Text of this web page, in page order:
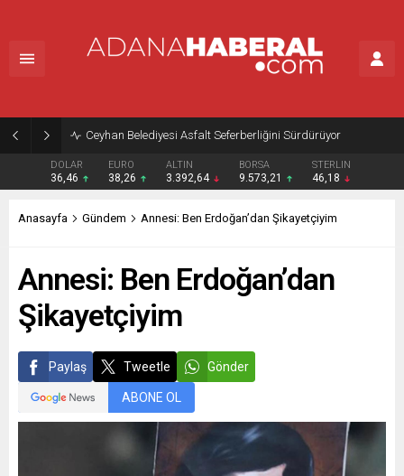
Ceyhan Belediyesi Asfalt Seferberliğini Sürdürüyor
DOLAR
36,46
EURO
38,26
ALTIN
3.392,64
BORSA
9.573,21
STERLIN
46,18
Anasayfa Gündem Annesi: Ben Erdoğan’dan Şikayetçiyim
Annesi: Ben Erdoğan’dan
Şikayetçiyim
Paylaş Tweetle Gönder
ABONE OL